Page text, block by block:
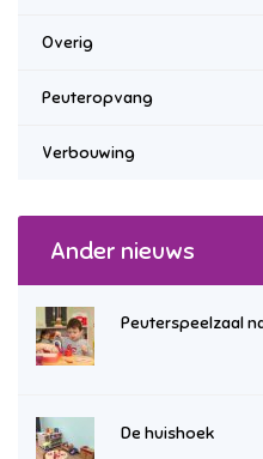
Overig
Peuteropvang
Verbouwing
Ander nieuws
Peuterspeelzaal
De huishoek